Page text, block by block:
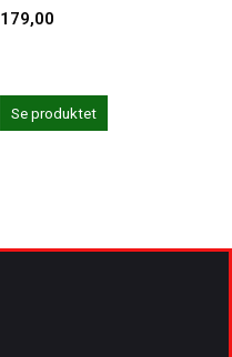
179,00
Se produktet